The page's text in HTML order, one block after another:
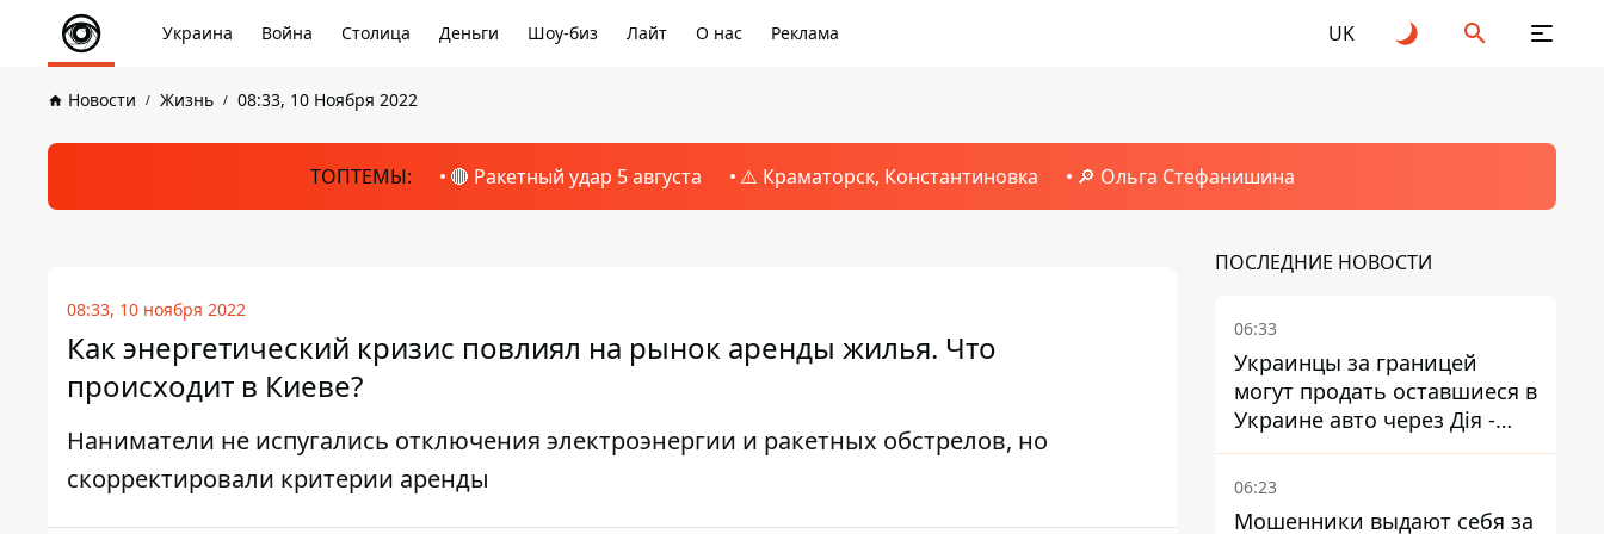
Украина Война Столица Деньги Шоу-биз Лайт О нас Реклама UK
Новости Жизнь 08:33, 10 Ноября 2022
ТОПТЕМЫ: 🔴 Ракетный удар 5 августа ⚠️ Краматорск, Константиновка 🔎 Ольга Стефанишина
08:33, 10 ноября 2022
Как энергетический кризис повлиял на рынок аренды жилья. Что
происходит в Киеве?
Наниматели не испугались отключения электроэнергии и ракетных обстрелов, но
скорректировали критерии аренды
ПОСЛЕДНИЕ НОВОСТИ
06:33
Украинцы за границей
могут продать оставшиеся в
Украине авто через Дія -
МВД
06:23
Мошенники выдают себя за